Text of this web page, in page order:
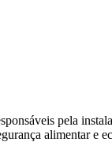
pela
alimentar e